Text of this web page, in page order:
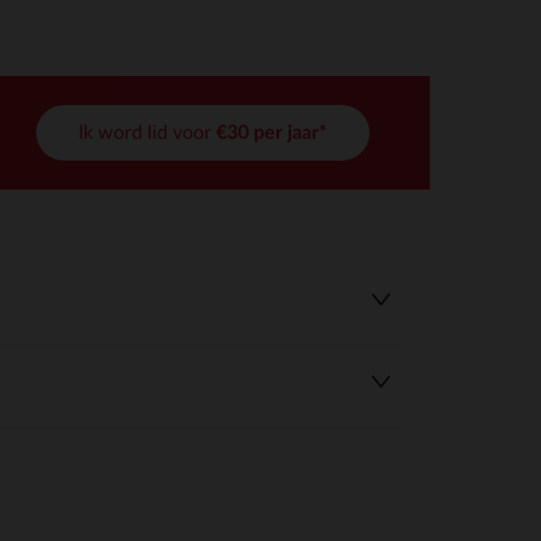
Ik word lid voor €30 per jaar*